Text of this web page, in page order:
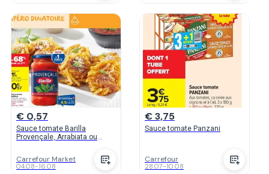
€ 0,57
Sauce tomate Barilla
Provençale, Arrabiata ou
Carrefour Market
04.08-16.08
€ 3,75
Sauce tomate Panzani
Carrefour
28.07-10.08